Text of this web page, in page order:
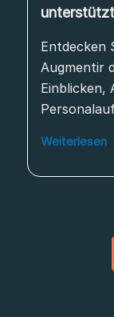
Entdecken
Augmentir
Einblicken,
Weiterlesen